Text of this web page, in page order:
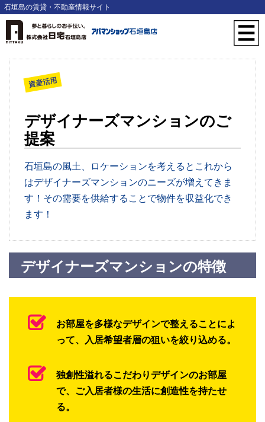
石垣島の賃貸・不動産情報サイト
資産活用
デザイナーズマンションのご
提案
石垣島の風土、ロケーションを考えるとこれから
はデザイナーズマンションのニーズが増えてきま
す！その需要を供給することで物件を収益化でき
ます！
デザイナーズマンションの特徴
お部屋を多様なデザインで整えることによ
って、入居希望者層の狙いを絞り込める。
独創性溢れるこだわりデザインのお部屋
で、ご入居者様の生活に創造性を持たせ
る。